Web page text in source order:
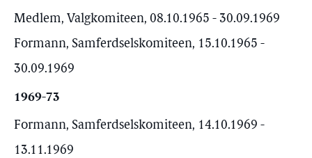
Medlem, Valgkomiteen, 08.10.1965 - 30.09.1969
Formann, Samferdselskomiteen, 15.10.1965 -
30.09.1969
1969-73
Formann, Samferdselskomiteen, 14.10.1969 -
13.11.1969